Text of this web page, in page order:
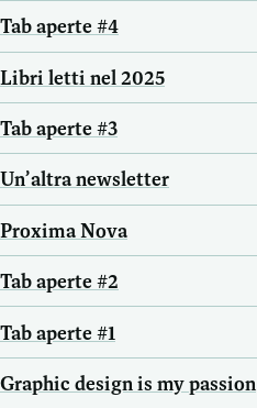
Tab aperte #4
Libri letti nel 2025
Tab aperte #3
Un’altra newsletter
Proxima Nova
Tab aperte #2
Tab aperte #1
Graphic design is my passion